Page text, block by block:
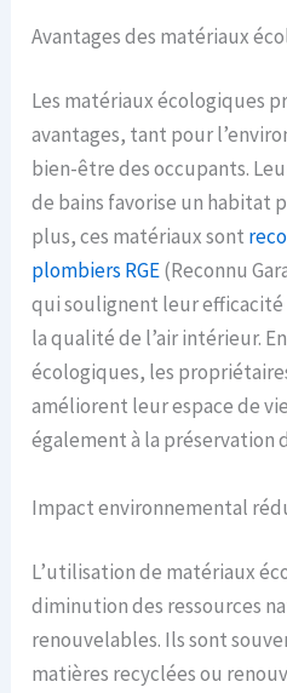
Avantages des matériaux
Les matériaux écologiques
avantages, tant pour
bien-être des occupants.
de bains favorise un habitat
plus, ces matériaux sont
plombiers RGE(Reconnu
qui soulignent leur
la qualité de l’air intérieur.
écologiques, les
améliorent leur espace de
également à la préservation
Impact environnemental
L’utilisation de matériaux
diminution des ressources
renouvelables. Ils sont
matières recyclées ou